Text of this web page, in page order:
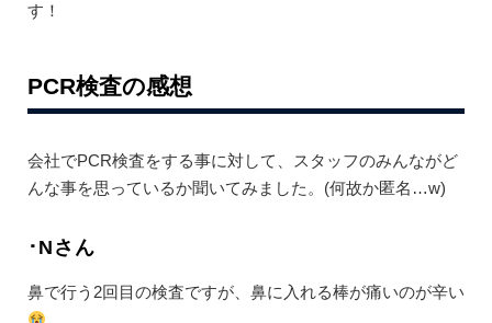
す！
PCR検査の感想
会社でPCR検査をする事に対して、スタッフのみんながど
んな事を思っているか聞いてみました。(何故か匿名…w)
･Nさん
鼻で行う2回目の検査ですが、鼻に入れる棒が痛いのが辛い